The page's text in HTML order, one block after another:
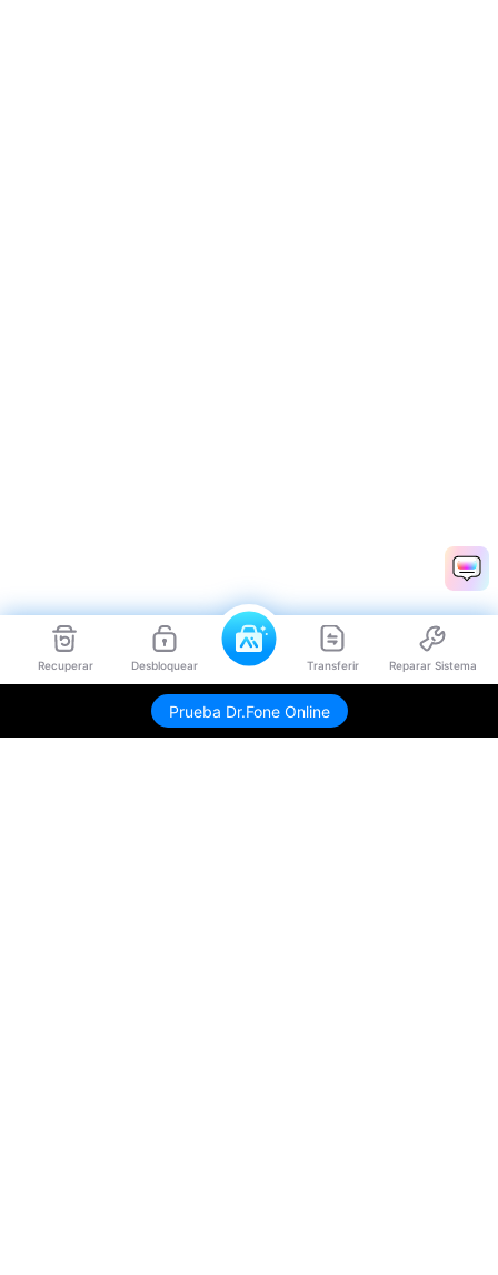
Recuperar Desbloquear Transferir Reparar Sistema
Prueba Dr.Fone Online